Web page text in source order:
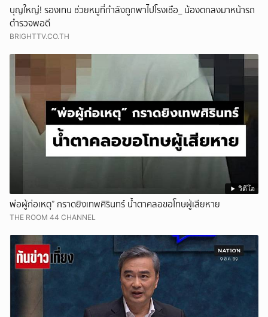
บุญใหญ่! รองเทน ช่วยหมูที่กำลังถูกพาไปโรงเชือ_ น้องตกลงมาหน้ารถ
ตำรวจพอดี
BRIGHTTV.CO.TH
วิดีโอ
พ่อผู้ก่อเหตุ” กราดยิงเทพศิรินทร์ น้ำตาคลอขอโทษผู้เสียหาย
THE ROOM 44 CHANNEL